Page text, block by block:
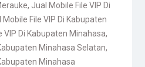
, Jual Mobile File VIP Di
Mobile File VIP Di Kabupaten
VIP Di Kabupaten Minahasa,
Minahasa Selatan,
Minahasa